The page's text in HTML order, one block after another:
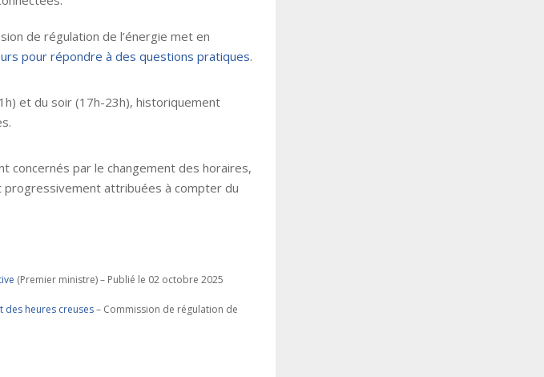
de régulation de l’énergie met en
pour répondre à des questions pratiques.
et du soir (17h-23h), historiquement
concernés par le changement des horaires,
progressivement attribuées à compter du
(Premier ministre) – Publié le 02 octobre 2025
des heures creuses– Commission de régulation de